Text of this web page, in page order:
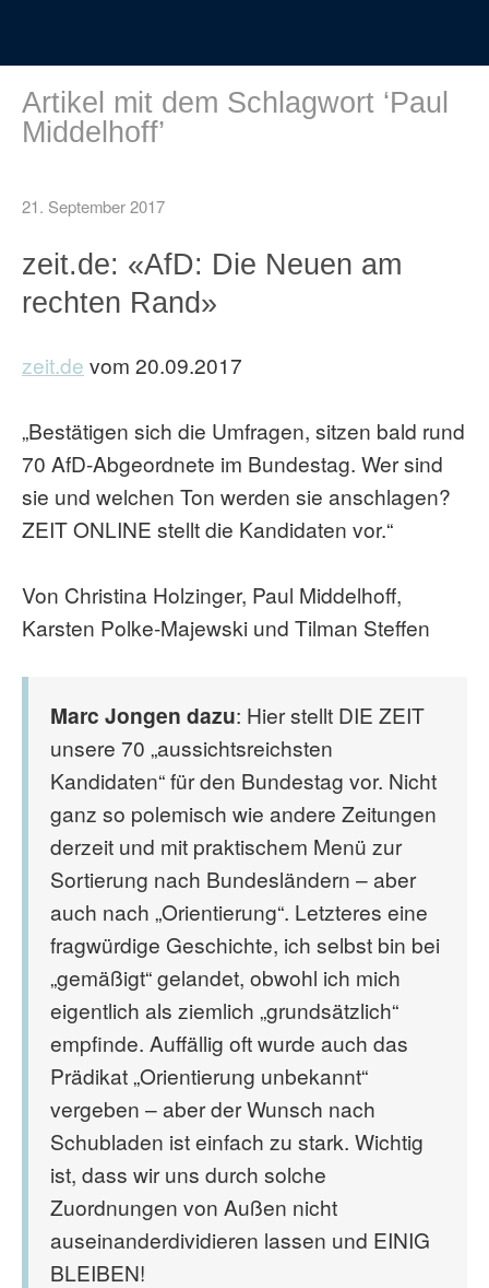
Artikel mit dem Schlagwort ‘Paul
Middelhoff’
21. September 2017
zeit.de: «AfD: Die Neuen am
rechten Rand»
zeit.de vom 20.09.2017
„Bestätigen sich die Umfragen, sitzen bald rund
70 AfD-Abgeordnete im Bundestag. Wer sind
sie und welchen Ton werden sie anschlagen?
ZEIT ONLINE stellt die Kandidaten vor.“
Von Christina Holzinger, Paul Middelhoff,
Karsten Polke-Majewski und Tilman Steffen
Marc Jongen dazu: Hier stellt DIE ZEIT
unsere 70 „aussichtsreichsten
Kandidaten“ für den Bundestag vor. Nicht
ganz so polemisch wie andere Zeitungen
derzeit und mit praktischem Menü zur
Sortierung nach Bundesländern – aber
auch nach „Orientierung“. Letzteres eine
fragwürdige Geschichte, ich selbst bin bei
„gemäßigt“ gelandet, obwohl ich mich
eigentlich als ziemlich „grundsätzlich“
empfinde. Auffällig oft wurde auch das
Prädikat „Orientierung unbekannt“
vergeben – aber der Wunsch nach
Schubladen ist einfach zu stark. Wichtig
ist, dass wir uns durch solche
Zuordnungen von Außen nicht
auseinanderdividieren lassen und EINIG
BLEIBEN!